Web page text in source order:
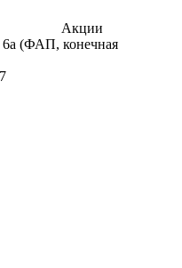
Акции
6а (ФАП, конечная